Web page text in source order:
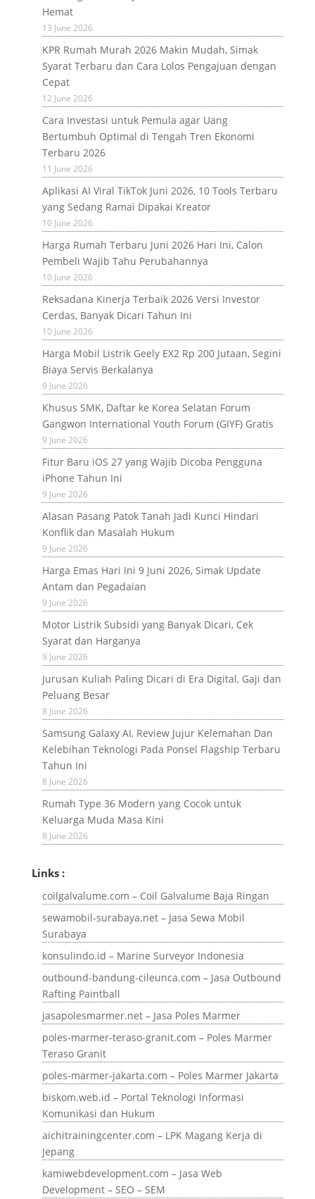
Hemat
13 June 2026
KPR Rumah Murah 2026 Makin Mudah, Simak
Syarat Terbaru dan Cara Lolos Pengajuan dengan
Cepat
12 June 2026
Cara Investasi untuk Pemula agar Uang
Bertumbuh Optimal di Tengah Tren Ekonomi
Terbaru 2026
11 June 2026
Aplikasi AI Viral TikTok Juni 2026, 10 Tools Terbaru
yang Sedang Ramai Dipakai Kreator
10 June 2026
Harga Rumah Terbaru Juni 2026 Hari Ini, Calon
Pembeli Wajib Tahu Perubahannya
10 June 2026
Reksadana Kinerja Terbaik 2026 Versi Investor
Cerdas, Banyak Dicari Tahun Ini
10 June 2026
Harga Mobil Listrik Geely EX2 Rp 200 Jutaan, Segini
Biaya Servis Berkalanya
9 June 2026
Khusus SMK, Daftar ke Korea Selatan Forum
Gangwon International Youth Forum (GIYF) Gratis
9 June 2026
Fitur Baru iOS 27 yang Wajib Dicoba Pengguna
iPhone Tahun Ini
9 June 2026
Alasan Pasang Patok Tanah Jadi Kunci Hindari
Konflik dan Masalah Hukum
9 June 2026
Harga Emas Hari Ini 9 Juni 2026, Simak Update
Antam dan Pegadaian
9 June 2026
Motor Listrik Subsidi yang Banyak Dicari, Cek
Syarat dan Harganya
9 June 2026
Jurusan Kuliah Paling Dicari di Era Digital, Gaji dan
Peluang Besar
8 June 2026
Samsung Galaxy AI, Review Jujur Kelemahan Dan
Kelebihan Teknologi Pada Ponsel Flagship Terbaru
Tahun Ini
8 June 2026
Rumah Type 36 Modern yang Cocok untuk
Keluarga Muda Masa Kini
8 June 2026
Links :
coilgalvalume.com – Coil Galvalume Baja Ringan
sewamobil-surabaya.net – Jasa Sewa Mobil
Surabaya
konsulindo.id – Marine Surveyor Indonesia
outbound-bandung-cileunca.com – Jasa Outbound
Rafting Paintball
jasapolesmarmer.net – Jasa Poles Marmer
poles-marmer-teraso-granit.com – Poles Marmer
Teraso Granit
poles-marmer-jakarta.com – Poles Marmer Jakarta
biskom.web.id – Portal Teknologi Informasi
Komunikasi dan Hukum
aichitrainingcenter.com – LPK Magang Kerja di
Jepang
kamiwebdevelopment.com – Jasa Web
Development – SEO – SEM